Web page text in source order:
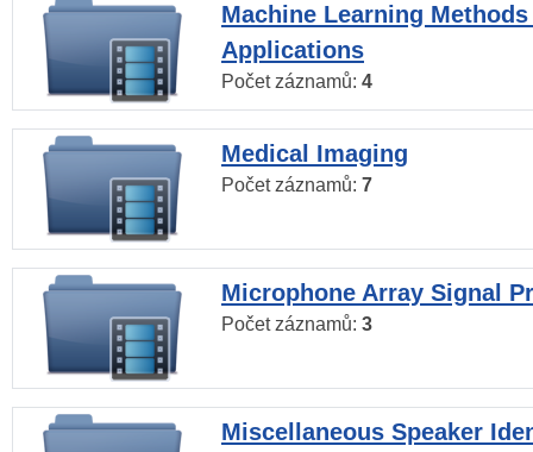
Machine Learning
Applications
Počet záznamů: 4
Medical Imaging
Počet záznamů: 7
Microphone Array Signal
Počet záznamů: 3
Miscellaneous Speaker